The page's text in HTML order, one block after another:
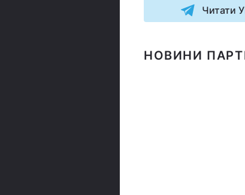
Читати
НОВИНИ